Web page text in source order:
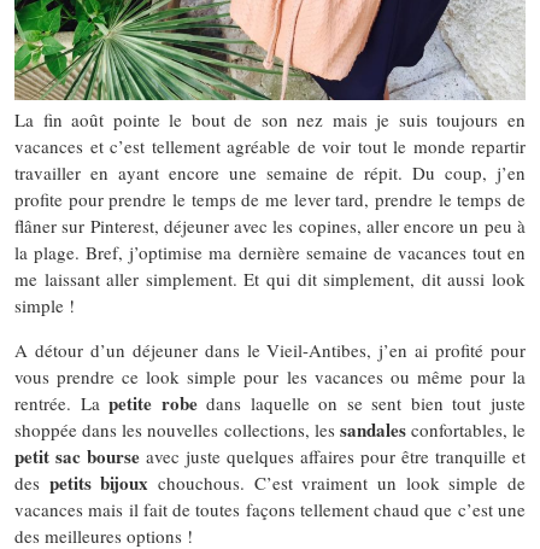
La fin août pointe le bout de son nez mais je suis toujours en
vacances et c’est tellement agréable de voir tout le monde repartir
travailler en ayant encore une semaine de répit. Du coup, j’en
profite pour prendre le temps de me lever tard, prendre le temps de
flâner sur Pinterest, déjeuner avec les copines, aller encore un peu à
la plage. Bref, j’optimise ma dernière semaine de vacances tout en
me laissant aller simplement. Et qui dit simplement, dit aussi look
simple !
A détour d’un déjeuner dans le Vieil-Antibes, j’en ai profité pour
vous prendre ce look simple pour les vacances ou même pour la
rentrée. Lapetite robedans laquelle on se sent bien tout juste
shoppée dans les nouvelles collections, les sandalesconfortables, le
petit sac bourse avec juste quelques affaires pour être tranquille et
des petits bijoux chouchous. C’est vraiment un look simple de
vacances mais il fait de toutes façons tellement chaud que c’est une
des meilleures options !